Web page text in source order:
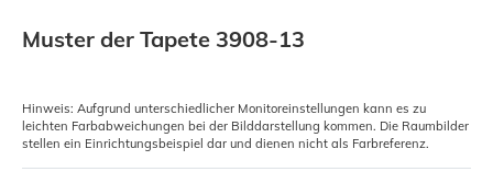
Muster der Tapete 3908-13
Hinweis: Aufgrund unterschiedlicher Monitoreinstellungen kann es zu
leichten Farbabweichungen bei der Bilddarstellung kommen. Die Raumbilder
stellen ein Einrichtungsbeispiel dar und dienen nicht als Farbreferenz.